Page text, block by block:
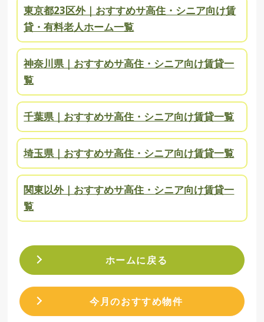
東京都23区外｜おすすめサ高住・シニア向け賃
貸・有料老人ホーム一覧
神奈川県｜おすすめサ高住・シニア向け賃貸一
覧
千葉県｜おすすめサ高住・シニア向け賃貸一覧
埼玉県｜おすすめサ高住・シニア向け賃貸一覧
関東以外｜おすすめサ高住・シニア向け賃貸一
覧
ホームに戻る
今月のおすすめ物件